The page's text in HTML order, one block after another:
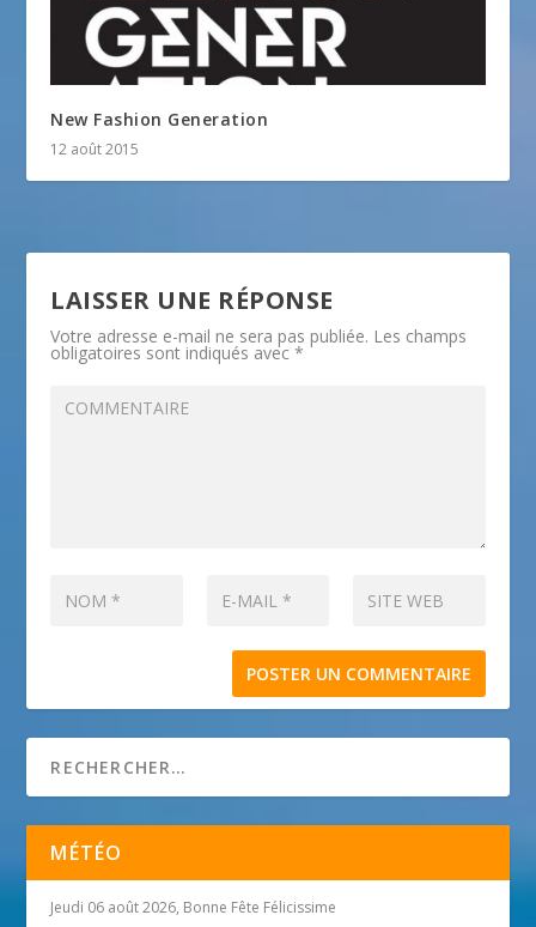
New Fashion Generation
12 août 2015
LAISSER UNE RÉPONSE
Votre adresse e-mail ne sera pas publiée. Les champs
obligatoires sont indiqués avec*
MÉTÉO
Jeudi 06 août 2026, Bonne Fête Félicissime